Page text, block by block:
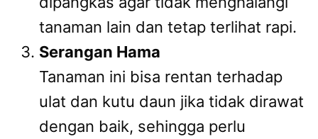
tanaman lain dan tetap terlihat rapi.
Serangan Hama
Tanaman ini bisa rentan terhadap
ulat dan kutu daun jika tidak dirawat
dengan baik, sehingga perlu